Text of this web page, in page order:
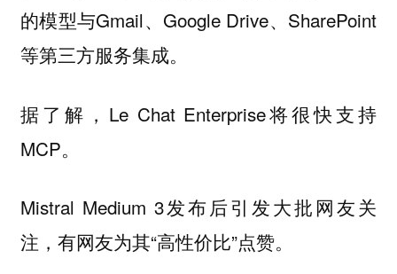
的模型与Gmail、Google Drive、SharePoint
等第三方服务集成。
据了解，Le Chat Enterprise将很快支持
MCP。
Mistral Medium 3发布后引发大批网友关
注，有网友为其“高性价比”点赞。